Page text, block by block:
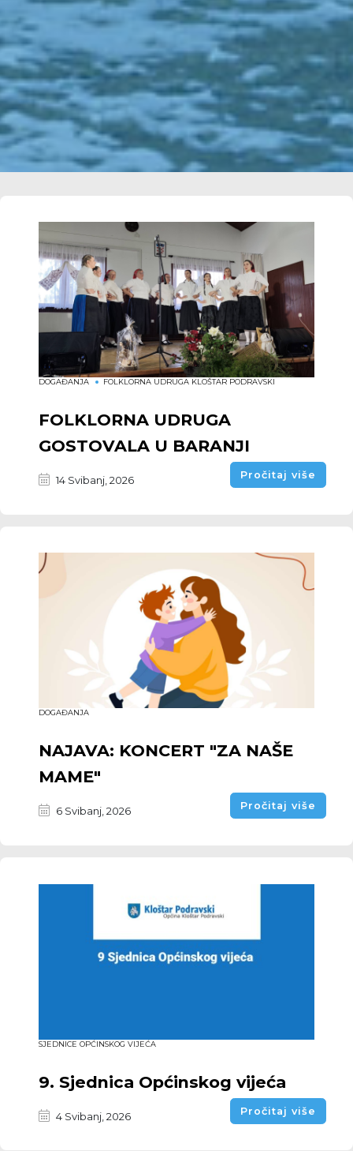
DOGAĐANJA FOLKLORNA UDRUGA KLOŠTAR PODRAVSKI
FOLKLORNA UDRUGA
GOSTOVALA U BARANJI
14 Svibanj, 2026 Pročitaj više
DOGAĐANJA
NAJAVA: KONCERT "ZA NAŠE
MAME"
6 Svibanj, 2026 Pročitaj više
SJEDNICE OPĆINSKOG VIJEĆA
9. Sjednica Općinskog vijeća
4 Svibanj, 2026 Pročitaj više